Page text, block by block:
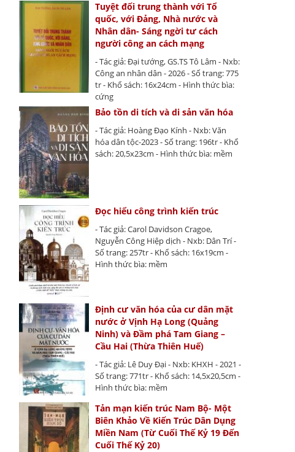
Tuyệt đối trung thành với Tổ
quốc, với Đảng, Nhà nước và
Nhân dân- Sáng ngời tư cách
người công an cách mạng
- Tác giả: Đại tướng, GS.TS Tô Lâm - Nxb:
Công an nhân dân - 2026 - Số trang: 775
tr - Khổ sách: 16x24cm - Hình thức bìa:
cứng
Bảo tồn di tích và di sản văn hóa
- Tác giả: Hoàng Đạo Kính - Nxb: Văn
hóa dân tộc-2023 - Số trang: 196tr - Khổ
sách: 20,5x23cm - Hình thức bìa: mềm
Đọc hiểu công trình kiến trúc
- Tác giả: Carol Davidson Cragoe,
Nguyễn Công Hiệp dịch - Nxb: Dân Trí -
Số trang: 257tr - Khổ sách: 16x19cm -
Hình thức bìa: mềm
Định cư văn hóa của cư dân mặt
nước ở Vịnh Hạ Long (Quảng
Ninh) và Đầm phá Tam Giang –
Cầu Hai (Thừa Thiên Huế)
- Tác giả: Lê Duy Đại - Nxb: KHXH - 2021 -
Số trang: 771tr - Khổ sách: 14,5x20,5cm -
Hình thức bìa: mềm
Tản mạn kiến trúc Nam Bộ- Một
Biên Khảo Về Kiến Trúc Dân Dụng
Miền Nam (Từ Cuối Thế Kỷ 19 Đến
Cuối Thế Kỷ 20)